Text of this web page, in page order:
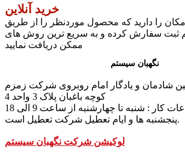
خرید آنلاین
را دارید که محصول موردنظر را از طریق
ثبت سفارش کرده و به سریع ترین روش های
ممکن دریافت نمایید
نگهبان سیستم
بین شادمان و یادگار امام روبروی شرکت زمزم
کوچه باغبان پلاک 3 واحد 4
پنجشنبه ها و ایام تعطیل شرکت تعطیل است.
لوکیشن شرکت نگهبان سیستم